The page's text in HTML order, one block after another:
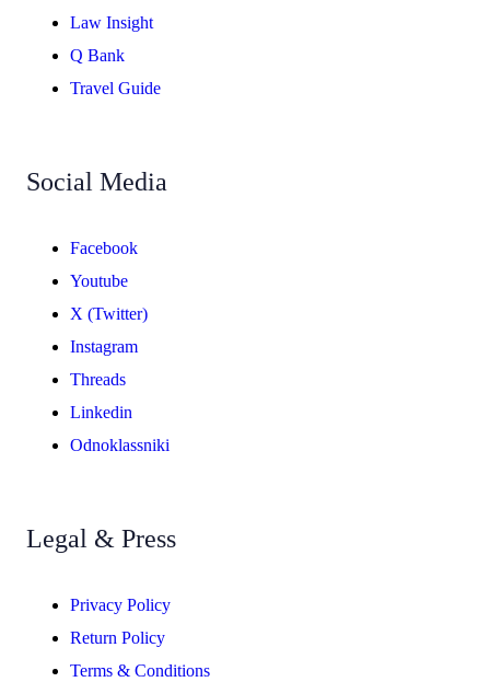
Law Insight
Q Bank
Travel Guide
Social Media
Facebook
Youtube
X (Twitter)
Instagram
Threads
Linkedin
Odnoklassniki
Legal & Press
Privacy Policy
Return Policy
Terms & Conditions